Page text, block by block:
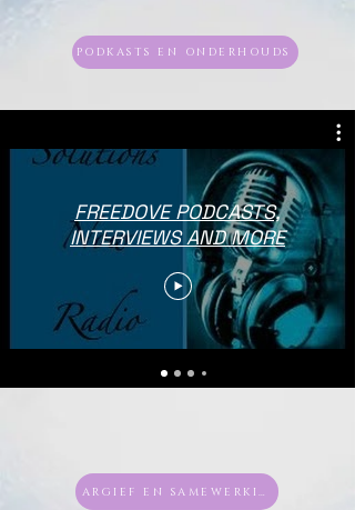
PODKASTS EN ONDERHOUDS
FREEDOVE PODCASTS,
INTERVIEWS AND MORE
ARGIEF EN SAMEWERKINGS